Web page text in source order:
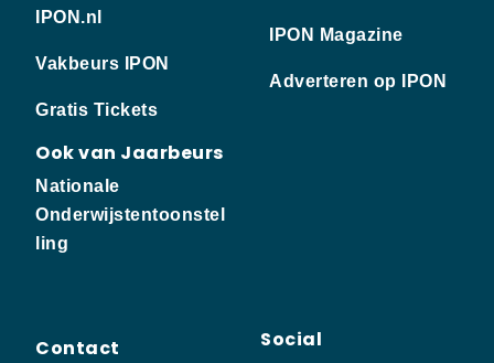
IPON.nl
Vakbeurs IPON
Gratis Tickets
Ook van Jaarbeurs
Nationale
Onderwijstentoonstel
ling
IPON Magazine
Adverteren op IPON
Contact Social